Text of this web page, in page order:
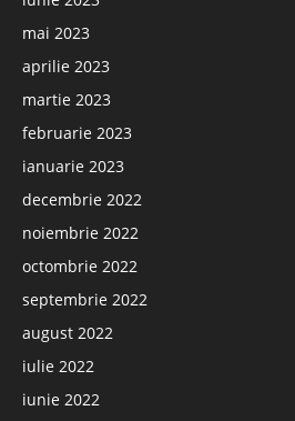
mai 2023
aprilie 2023
martie 2023
februarie 2023
ianuarie 2023
decembrie 2022
noiembrie 2022
octombrie 2022
septembrie 2022
august 2022
iulie 2022
iunie 2022